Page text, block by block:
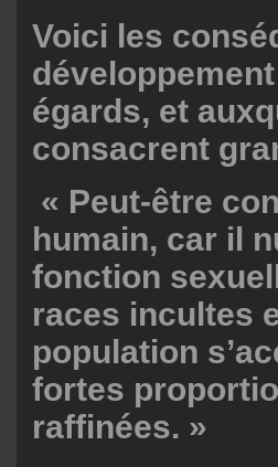
Voici les
égards, et
consacrent
« Peut-être
humain, car il
fonction
races incultes
population
fortes
raffinées. »